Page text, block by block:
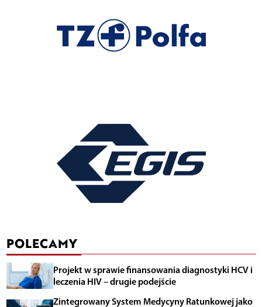
POLECAMY
Projekt w sprawie finansowania diagnostyki HCV i
leczenia HIV – drugie podejście
Zintegrowany System Medycyny Ratunkowej jako